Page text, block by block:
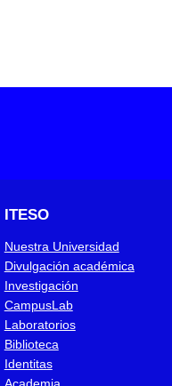
ITESO
Nuestra Universidad
Divulgación académica
Investigación
CampusLab
Laboratorios
Biblioteca
Identitas